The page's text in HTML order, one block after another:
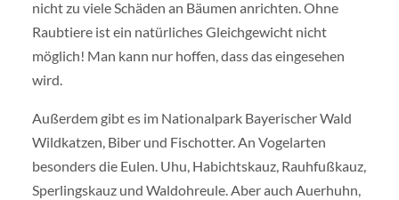
nicht zu viele Schäden an Bäumen anrichten. Ohne
Raubtiere ist ein natürliches Gleichgewicht nicht
möglich! Man kann nur hoffen, dass das eingesehen
wird.
Außerdem gibt es im Nationalpark Bayerischer Wald
Wildkatzen, Biber und Fischotter. An Vogelarten
besonders die Eulen. Uhu, Habichtskauz, Rauhfußkauz,
Sperlingskauz und Waldohreule. Aber auch Auerhuhn,